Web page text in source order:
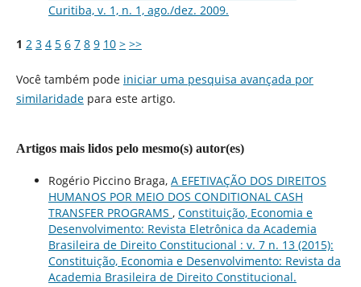
Curitiba, v. 1, n. 1, ago./dez. 2009.
1 2 3 4 5 6 7 8 9 10 > >>
Você também pode iniciar uma pesquisa avançada por
similaridadepara este artigo.
Artigos mais lidos pelo mesmo(s) autor(es)
Rogério Piccino Braga, A EFETIVAÇÃO DOS DIREITOS
HUMANOS POR MEIO DOS CONDITIONAL CASH
TRANSFER PROGRAMS , Constituição, Economia e
Desenvolvimento: Revista Eletrônica da Academia
Brasileira de Direito Constitucional : v. 7 n. 13 (2015):
Constituição, Economia e Desenvolvimento: Revista da
Academia Brasileira de Direito Constitucional.